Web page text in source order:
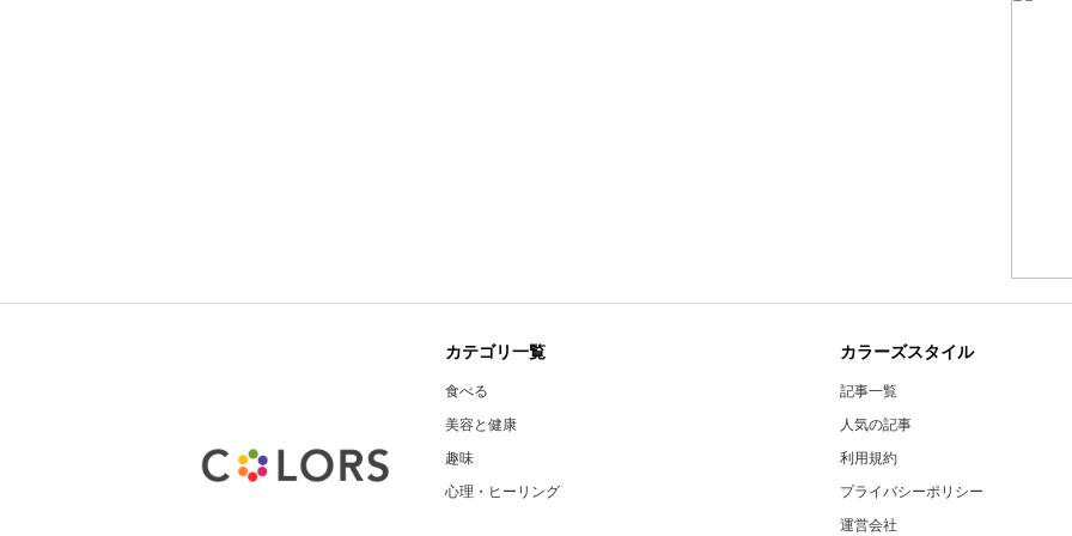
カテゴリ一覧
食べる
美容と健康
趣味
心理・ヒーリング
カラーズスタイル
記事一覧
人気の記事
利用規約
プライバシーポリシー
運営会社